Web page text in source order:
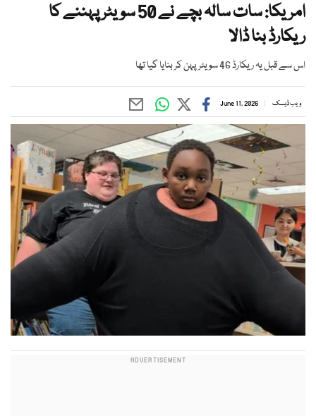
امریکا: سات سالہ بچے نے 50 سویٹر پہننے کا
ریکارڈ بنا ڈالا
اس سے قبل یہ ریکارڈ 46 سویٹر پہن کر بنایا گیا تھا
ویب ڈیسک June 11, 2026